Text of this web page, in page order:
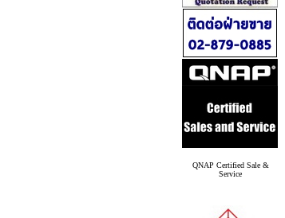
QNAP Certified Sale &
Service